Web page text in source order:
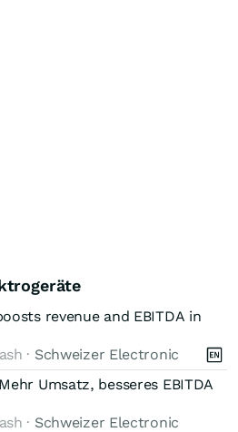
revenue and EBITDA in
· Schweizer Electronic
Umsatz, besseres EBITDA
· Schweizer Electronic